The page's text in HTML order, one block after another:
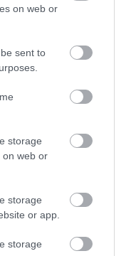
on web or
sent to
storage
on web or
storage
or app.
storage